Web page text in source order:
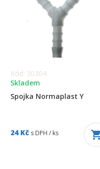
Kód: 30304
Skladem
Spojka Normaplast Y
24 Kč s DPH / ks